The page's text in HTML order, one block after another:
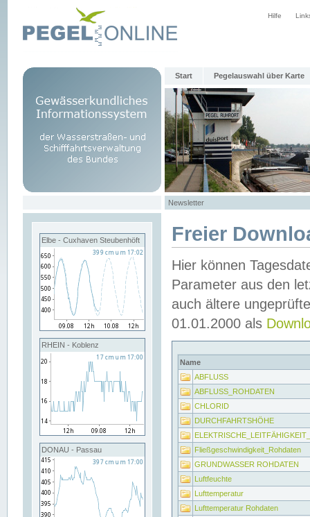
Hilfe
Start Pegelauswahl über Karte
Newsletter
Elbe - Cuxhaven Steubenhöft
RHEIN - Koblenz
DONAU - Passau
Freier
Hier können
Parameter aus den
auch ältere
01.01.2000 als
Name
ABFLUSS
ABFLUSS_ROHDATEN
CHLORID
DURCHFAHRTSHÖHE
Fließgeschwindigkeit_Rohdaten
GRUNDWASSER ROHDATEN
Luftfeuchte
Lufttemperatur
Lufttemperatur Rohdaten